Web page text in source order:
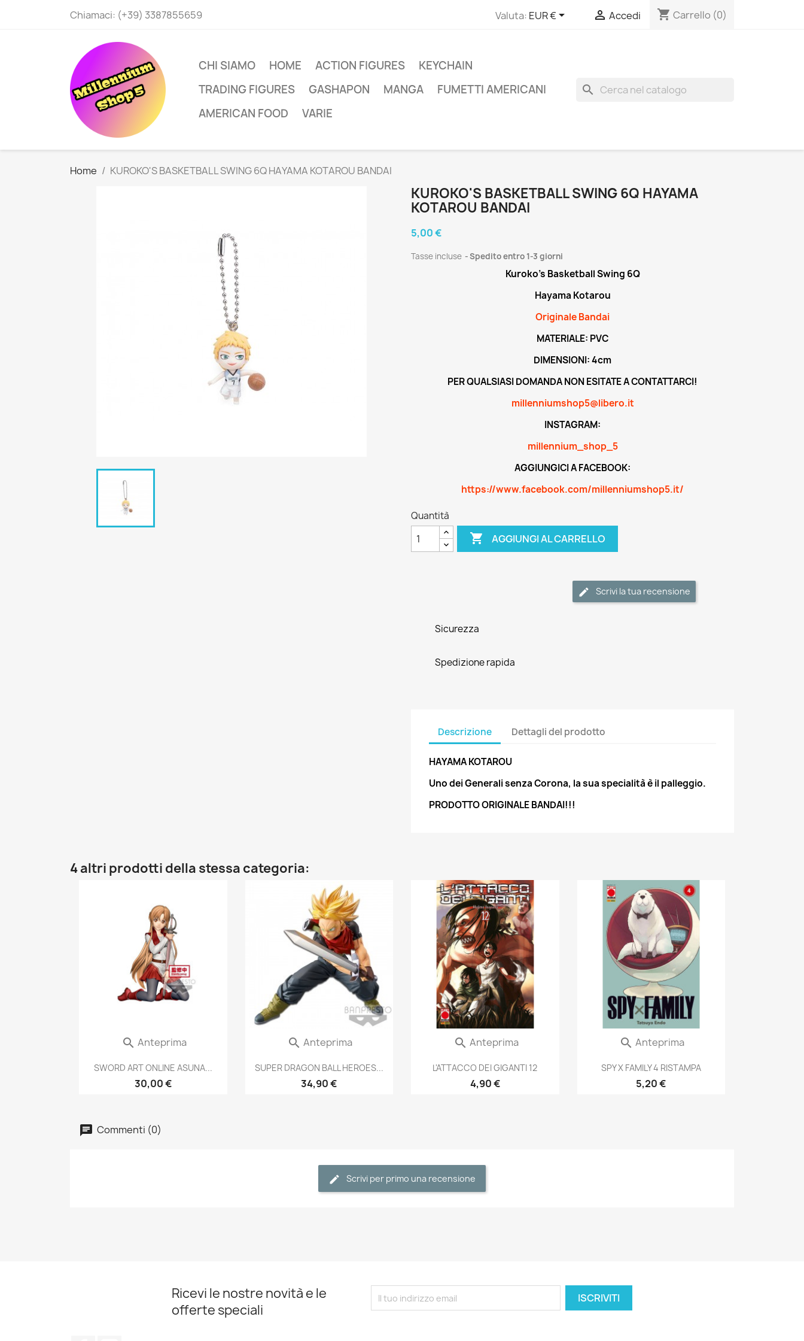
Chiamaci: (+39) 3387855659 Valuta: EUR €  Accedi shopping_cart Carrello (0)
CHI SIAMO HOME ACTION FIGURES
KEYCHAIN
TRADING FIGURES
GASHAPON MANGA
FUMETTI AMERICANI
AMERICAN FOOD
VARIE
search
Home KUROKO'S BASKETBALL SWING 6Q HAYAMA KOTAROU BANDAI
KUROKO'S BASKETBALL SWING 6Q HAYAMA
KOTAROU BANDAI
5,00 €
Tasse incluse Spedito entro 1-3 giorni
Kuroko's Basketball Swing 6Q
Hayama Kotarou
Originale Bandai
MATERIALE: PVC
DIMENSIONI: 4cm
PER QUALSIASI DOMANDA NON ESITATE A CONTATTARCI!
millenniumshop5@libero.it
INSTAGRAM:
millennium_shop_5
AGGIUNGICI A FACEBOOK:
https://www.facebook.com/millenniumshop5.it/
Quantità
 AGGIUNGI AL CARRELLO
Scrivi la tua recensione
Sicurezza
Spedizione rapida
Descrizione Dettagli del prodotto
HAYAMA KOTAROU
Uno dei Generali senza Corona, la sua specialità è il palleggio.
PRODOTTO ORIGINALE BANDAI!!!
4 altri prodotti della stessa categoria:
SWORD ART ONLINE ASUNA...
30,00 €
 Anteprima
SUPER DRAGON BALL HEROES...
34,90 €
 Anteprima
L'ATTACCO DEI GIGANTI 12
4,90 €
 Anteprima
SPY X FAMILY 4 RISTAMPA
5,20 €
 Anteprima
Commenti (0)
Scrivi per primo una recensione
Ricevi le nostre novità e le
offerte speciali